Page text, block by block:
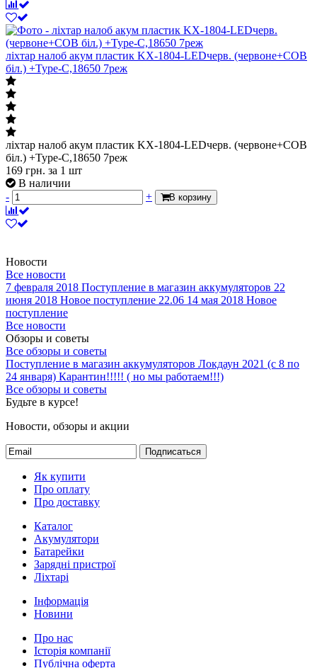
ліхтар налоб акум пластик KX-1804-LEDчерв. (червоне+СОВ
біл.) +Type-C,18650 7реж
ліхтар налоб акум пластик KX-1804-LEDчерв. (червоне+СОВ
біл.) +Type-C,18650 7реж
169 грн. за 1 шт
В наличии
-
+ В корзину
Новости
Все новости
7 февраля 2018 Поступление в магазин аккумуляторов 22
июня 2018 Новое поступление 22.06 14 мая 2018 Новое
поступление
Все новости
Обзоры и советы
Все обзоры и советы
Поступление в магазин аккумуляторов Локдаун 2021 (с 8 по
24 января) Карантин!!!!! ( но мы работаем!!!)
Все обзоры и советы
Будьте в курсе!
Новости, обзоры и акции
Подписаться
Як купити
Про оплату
Про доставку
Каталог
Акумулятори
Батарейки
Зарядні пристрої
Ліхтарі
Інформація
Новини
Про нас
Історія компанії
Публічна оферта